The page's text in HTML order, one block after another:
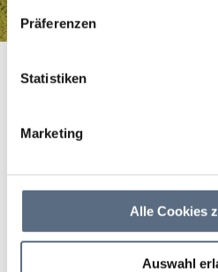
Präferenzen
Statistiken
Marketing
Alle Cookies
Auswahl
des Sportgeländes,
Hütte/Benediktenwand